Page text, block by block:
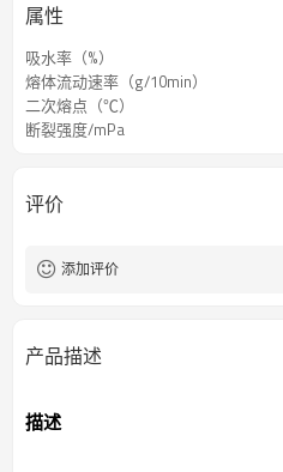
属性
吸水率（%）
熔体流动速率（g/10min）
二次熔点（℃）
断裂强度/mPa
评价
添加评价
产品描述
描述